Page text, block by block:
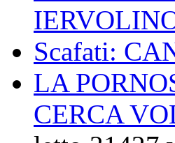
Scafati:
LA
CERCA